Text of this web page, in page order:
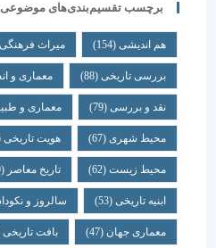
برچسب تقسیم‌بندی‌های موضوعی مقالات
هم اندیشی (154) میراث فرهنگی (109)
بررسی تاریخی (88) معماری و انسان (84)
نقد و بررسی (79) معماری و طبیعت (71)
محیط شهری(67) هویت تاریخی(67)
محیط زیست(62) تاریخ معاصر(60)
ابنیه تاریخی(53) سالروز و نکوداشت(52)
معماری جهان (47) بافت تاریخی(47)